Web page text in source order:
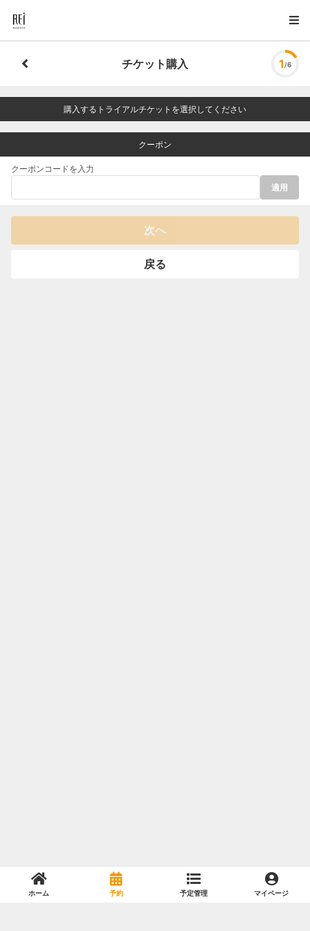
チケット購入 1 /6
購入するトライアルチケットを選択してください
クーポン
クーポンコードを入力
適用
次へ
戻る
ホーム 予約 予定管理 マイページ